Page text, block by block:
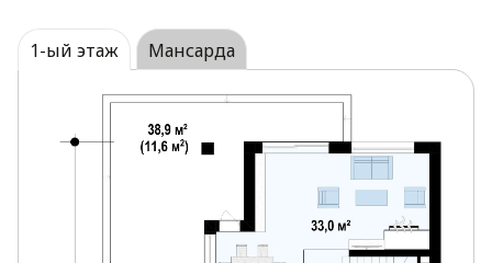
Каждая спальня мансарды имеет выход на
балкон.
Мансардные окна создают ощущение
домашнего уюта и комфорта.
Ванная комната мансарды удобно совмещена с
прачечной.
Традиционный дизайн дома эффектно
подчеркивают мансардные окна и отделка
фасадов натуральным деревом.
1-ый этаж Мансарда